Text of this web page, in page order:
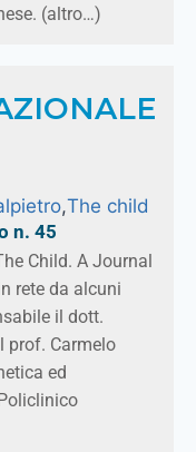
(altro…)
,The child
n. 45
Child. A Journal
rete da alcuni
il dott.
prof. Carmelo
ed